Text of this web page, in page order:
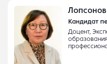
Кандидат
Доцент,